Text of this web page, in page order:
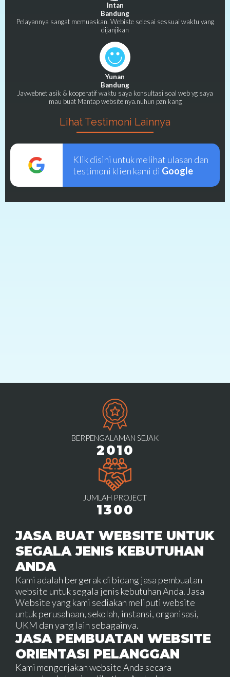
Intan
Bandung
Pelayannya sangat memuaskan. Webiste selesai sessuai waktu yang
dijanjikan
Yunan
Bandung
Javwebnet asik & kooperatif waktu saya konsultasi soal web yg saya
mau buat Mantap website nya.nuhun pzn kang
Lihat Testimoni Lainnya
Klik disini untuk melihat ulasan dan
testimoni klien kami di Google
BERPENGALAMAN SEJAK
2010
JUMLAH PROJECT
1300
JASA BUAT WEBSITE UNTUK
SEGALA JENIS KEBUTUHAN
ANDA
Kami adalah bergerak di bidang jasa pembuatan
website untuk segala jenis kebutuhan Anda. Jasa
Website yang kami sediakan meliputi website
untuk perusahaan, sekolah, instansi, organisasi,
UKM dan yang lain sebagainya.
JASA PEMBUATAN WEBSITE
ORIENTASI PELANGGAN
Kami mengerjakan website Anda secara